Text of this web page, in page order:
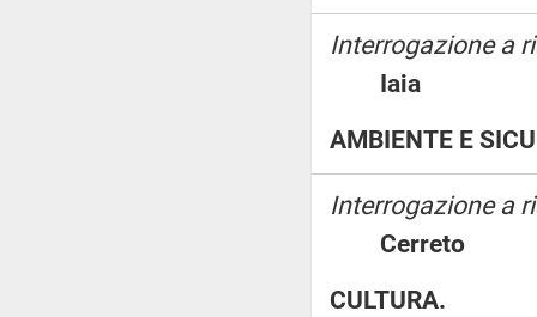
Interrogazione a
Iaia
AMBIENTE E
Interrogazione a
Cerreto
CULTURA.